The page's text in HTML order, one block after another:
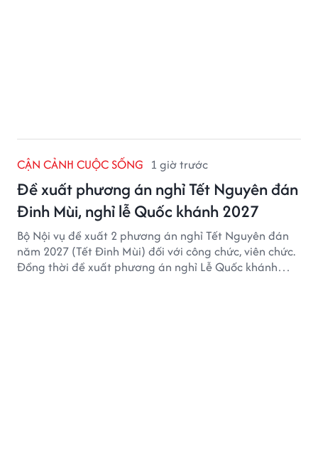
CẬN CẢNH CUỘC SỐNG 1 giờ trước
Đề xuất phương án nghỉ Tết Nguyên đán
Đinh Mùi, nghỉ lễ Quốc khánh 2027
Bộ Nội vụ đề xuất 2 phương án nghỉ Tết Nguyên đán
năm 2027 (Tết Đinh Mùi) đối với công chức, viên chức.
Đồng thời đề xuất phương án nghỉ Lễ Quốc khánh